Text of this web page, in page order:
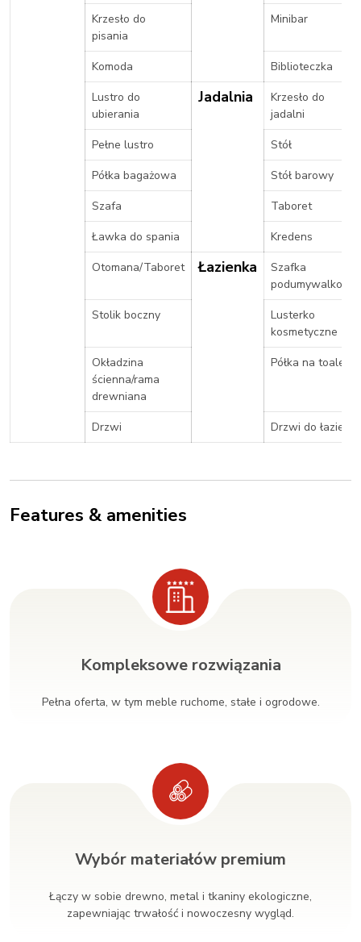
Krzesło do
pisania
Minibar
Komoda
Biblioteczka
Lustro do
ubierania
Jadalnia
Krzesło do
jadalni
Pełne lustro
Stół
Półka bagażowa
Stół barowy
Szafa
Taboret
Ławka do spania
Kredens
Otomana/Taboret
Łazienka
Szafka
podumywalkowa
Stolik boczny
Lusterko
kosmetyczne
Okładzina
ścienna/rama
drewniana
Półka na toaletę
Drzwi Drzwi do łazienki
Features & amenities
Kompleksowe rozwiązania
Pełna oferta, w tym meble ruchome, stałe i ogrodowe.
Wybór materiałów premium
Łączy w sobie drewno, metal i tkaniny ekologiczne,
zapewniając trwałość i nowoczesny wygląd.